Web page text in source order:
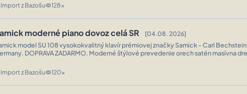
Import z Bazošuvisibility128x
moderné piano dovoz celá SR [04.08. 2026]
model SU 108 vysokokvalitný klavír prémiovej značky Samick - Carl Bechstein
DOPRAVA ZADARMO. Moderné štýlové prevedenie orech satén masívna drevená
Import z Bazošuvisibility120x